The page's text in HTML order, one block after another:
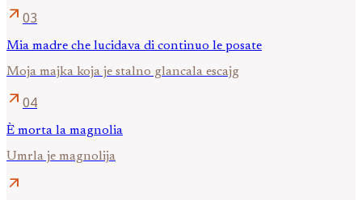
arrow_outward 03
Mia madre che lucidava di continuo le posate
Moja majka koja je stalno glancala escajg
arrow_outward 04
È morta la magnolia
Umrla je magnolija
arrow_outward